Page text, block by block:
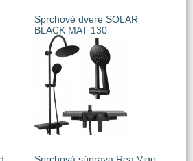
Sprchové dvere SOLAR
BLACK MAT 130